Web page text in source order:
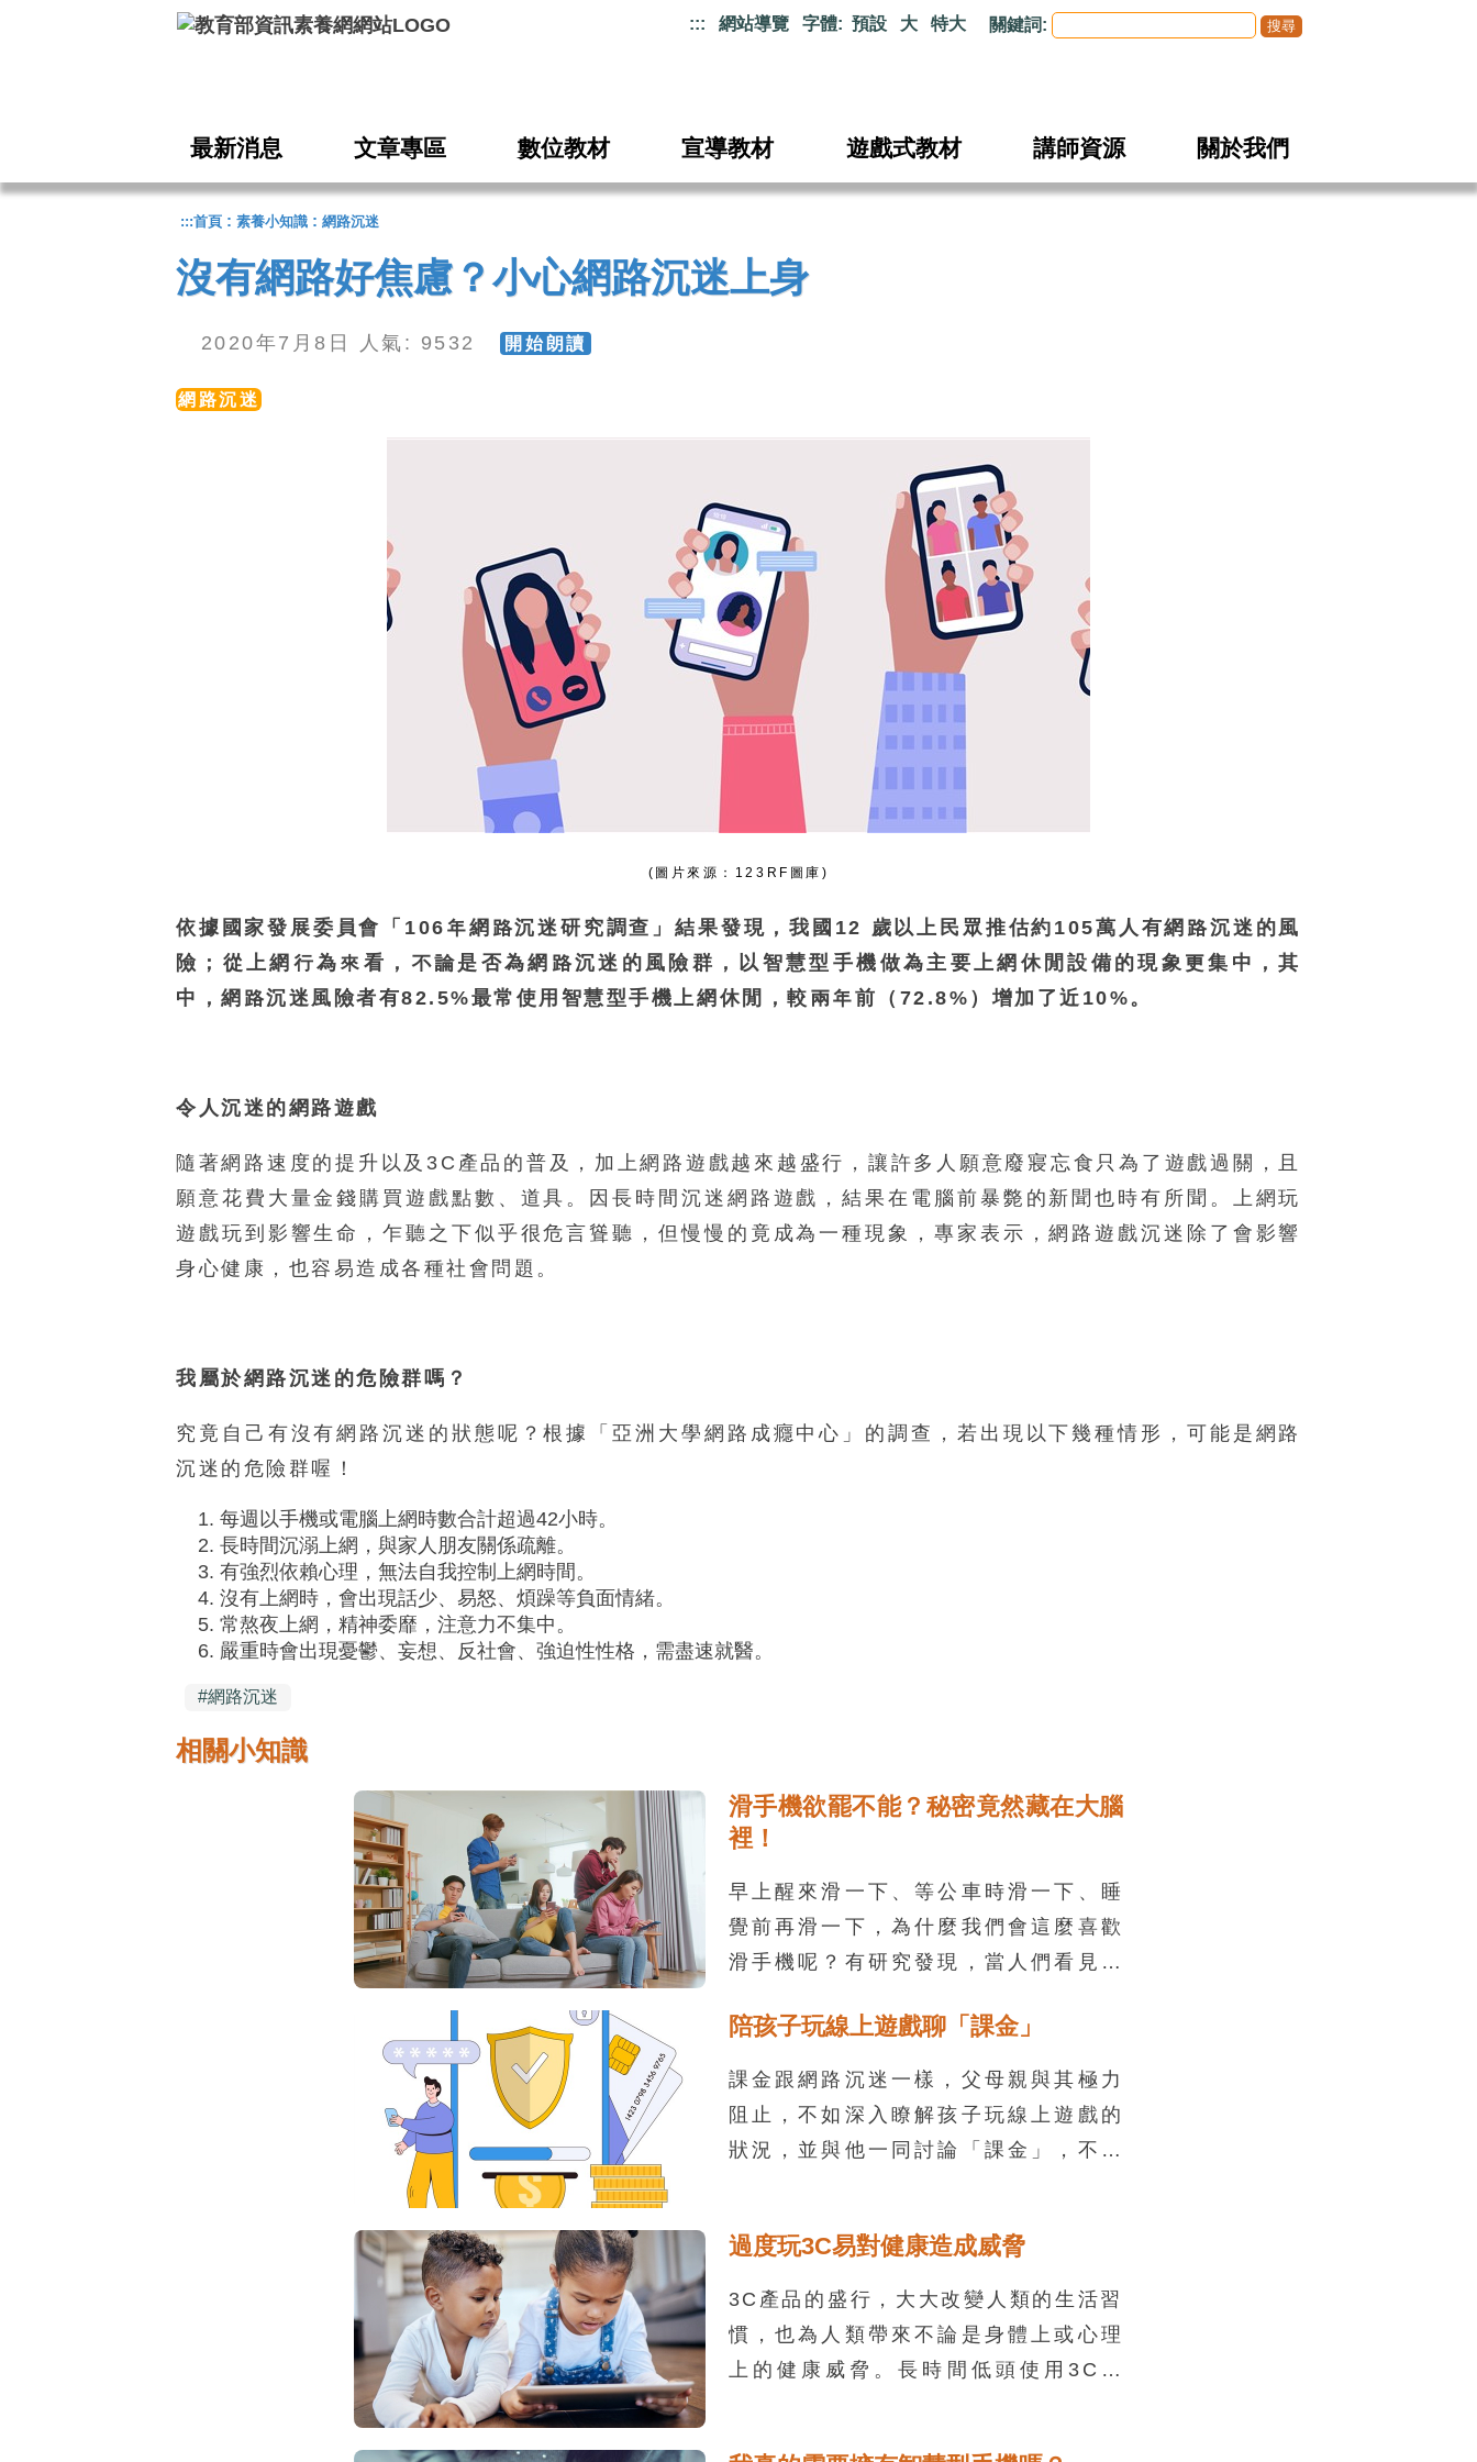
::: 網站導覽 字體: 預設 大 特大 關鍵詞:
最新消息 文章專區 數位教材 宣導教材 遊戲式教材 講師資源 關於我們
:::首頁 : 素養小知識 : 網路沉迷
沒有網路好焦慮？小心網路沉迷上身
2020年7月8日 人氣: 9532 開始朗讀
網路沉迷
(圖片來源：123RF圖庫)
依據國家發展委員會「106年網路沉迷研究調查」結果發現，我國12 歲以上民眾推估約105萬人有網路沉迷的風
險；從上網行為來看，不論是否為網路沉迷的風險群，以智慧型手機做為主要上網休閒設備的現象更集中，其
中，網路沉迷風險者有82.5%最常使用智慧型手機上網休閒，較兩年前（72.8%）增加了近10%。
令人沉迷的網 路遊戲
隨著網路速度的提升以及3C產品的普及，加上網路遊戲越來越盛行，讓許多人願意廢寢忘食只為了遊戲過關，且
願意花費大量金錢購買遊戲點數、道具。因長時間沉迷網路遊戲，結果在電腦前暴斃的新聞也時有所聞。上網玩
遊戲玩到影響生命，乍聽之下似乎很危言聳聽，但慢慢的竟成為一種現象，專家表示，網路遊戲沉迷除了會影響
身心健康，也容易造成各種社會問題。
我屬於網路沉迷的危險群嗎？
究竟自己有沒有網路沉迷的狀態呢？根據「亞洲大學網路成癮中心」的調查，若出現以下幾種情形，可能是網路
沉迷的危險群喔！
每週以手機或電腦上網時數合計超過42小時。
長時間沉溺上網，與家人朋友關係疏離。
有強烈依賴心理，無法自我控制上網時間。
沒有上網時，會出現話少、易怒、煩躁等負面情緒。
常熬夜上網，精神委靡，注意力不集中。
嚴重時會出現憂鬱、妄想、反社會、強迫性性格，需盡速就醫。
#網路沉迷
相關小知識
滑手機欲罷不能？秘密竟然藏在大腦
裡！
早上醒來滑一下、等公車時滑一下、睡
覺前再滑一下，為什麼我們會這麼喜歡
滑手機呢？有研究發現，當人們看見讚
知和獎賞的多巴胺系統、與注意力有關
的視覺皮層等區域都會產生比較多活
動。而如果是看到自己的照片獲得了很
多讚，腦部的多巴胺獎賞系統也會被活
陪孩子玩線上遊戲聊「課金」
課金跟網路沉迷一樣，父母親與其極力
阻止，不如深入瞭解孩子玩線上遊戲的
狀況，並與他一同討論「課金」，不僅
過度玩3C易對健康造成威脅
3C產品的盛行，大大改變人類的生活習
慣，也為人類帶來不論是身體上或心理
上的健康威脅。長時間低頭使用3C產